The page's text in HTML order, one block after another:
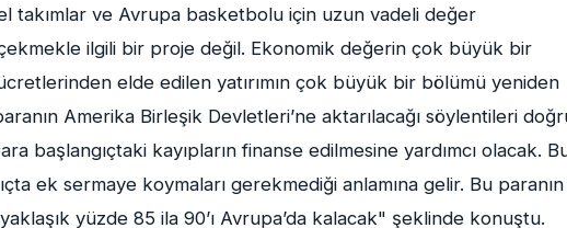
takımlar ve Avrupa basketbolu için uzun vadeli değer
ilgili bir proje değil. Ekonomik değerin çok büyük bir
elde edilen yatırımın çok büyük bir bölümü yeniden
Amerika Birleşik Devletleri’ne aktarılacağı söylentileri
başlangıçtaki kayıpların finanse edilmesine yardımcı olacak.
ek sermaye koymaları gerekmediği anlamına gelir. Bu paranın
yüzde 85 ila 90’ı Avrupa’da kalacak" şeklinde konuştu.